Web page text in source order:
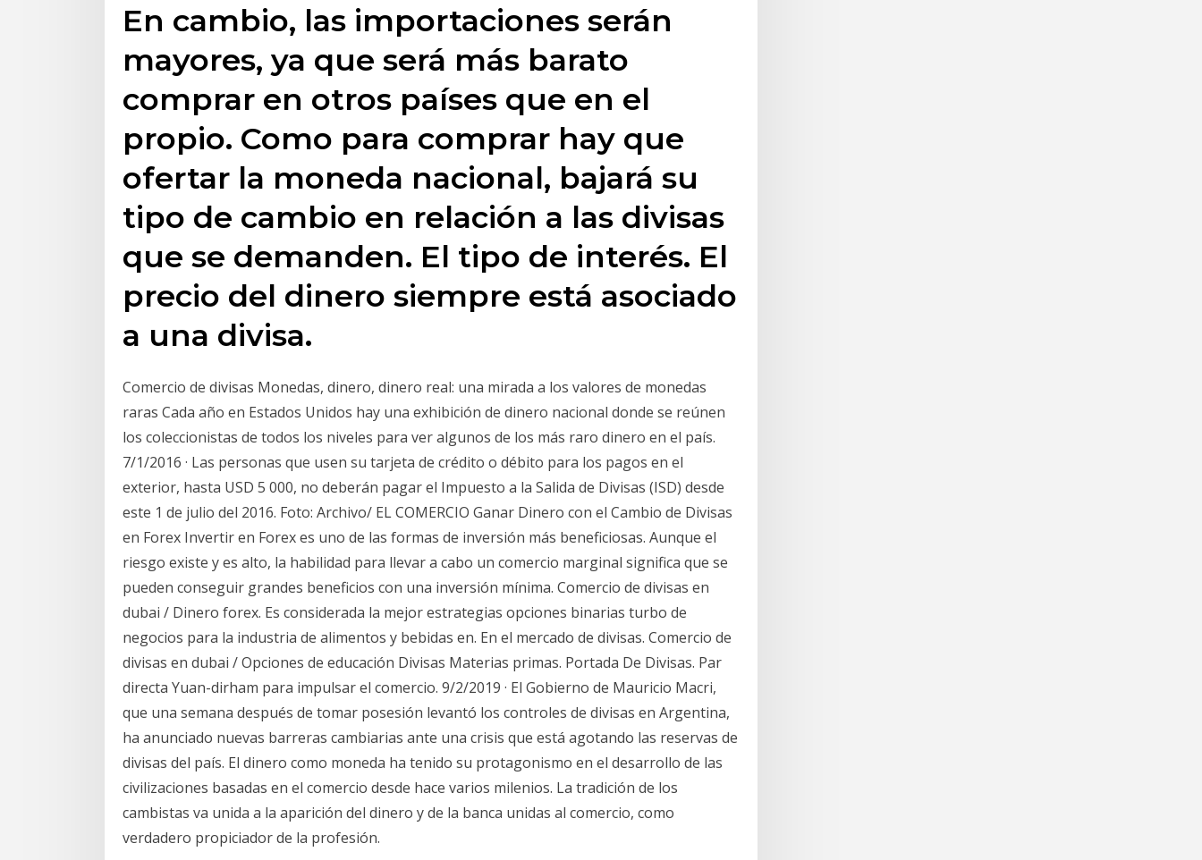
En cambio, las importaciones serán
mayores, ya que será más barato
comprar en otros países que en el
propio. Como para comprar hay que
ofertar la moneda nacional, bajará su
tipo de cambio en relación a las divisas
que se demanden. El tipo de interés. El
precio del dinero siempre está asociado
a una divisa.
Comercio de divisas Monedas, dinero, dinero real: una mirada a los valores de monedas
raras Cada año en Estados Unidos hay una exhibición de dinero nacional donde se reúnen
los coleccionistas de todos los niveles para ver algunos de los más raro dinero en el país.
7/1/2016 · Las personas que usen su tarjeta de crédito o débito para los pagos en el
exterior, hasta USD 5 000, no deberán pagar el Impuesto a la Salida de Divisas (ISD) desde
este 1 de julio del 2016. Foto: Archivo/ EL COMERCIO Ganar Dinero con el Cambio de Divisas
en Forex Invertir en Forex es uno de las formas de inversión más beneficiosas. Aunque el
riesgo existe y es alto, la habilidad para llevar a cabo un comercio marginal significa que se
pueden conseguir grandes beneficios con una inversión mínima. Comercio de divisas en
dubai / Dinero forex. Es considerada la mejor estrategias opciones binarias turbo de
negocios para la industria de alimentos y bebidas en. En el mercado de divisas. Comercio de
divisas en dubai / Opciones de educación Divisas Materias primas. Portada De Divisas. Par
directa Yuan-dirham para impulsar el comercio. 9/2/2019 · El Gobierno de Mauricio Macri,
que una semana después de tomar posesión levantó los controles de divisas en Argentina,
ha anunciado nuevas barreras cambiarias ante una crisis que está agotando las reservas de
divisas del país. El dinero como moneda ha tenido su protagonismo en el desarrollo de las
civilizaciones basadas en el comercio desde hace varios milenios. La tradición de los
cambistas va unida a la aparición del dinero y de la banca unidas al comercio, como
verdadero propiciador de la profesión.